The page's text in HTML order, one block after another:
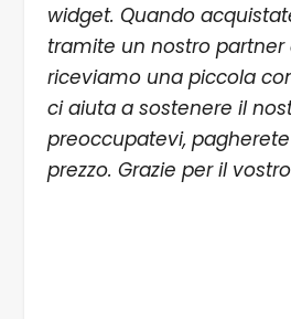
widget. Quando
tramite un nostro partner
riceviamo una piccola
ci aiuta a sostenere il
preoccupatevi,
prezzo. Grazie per il